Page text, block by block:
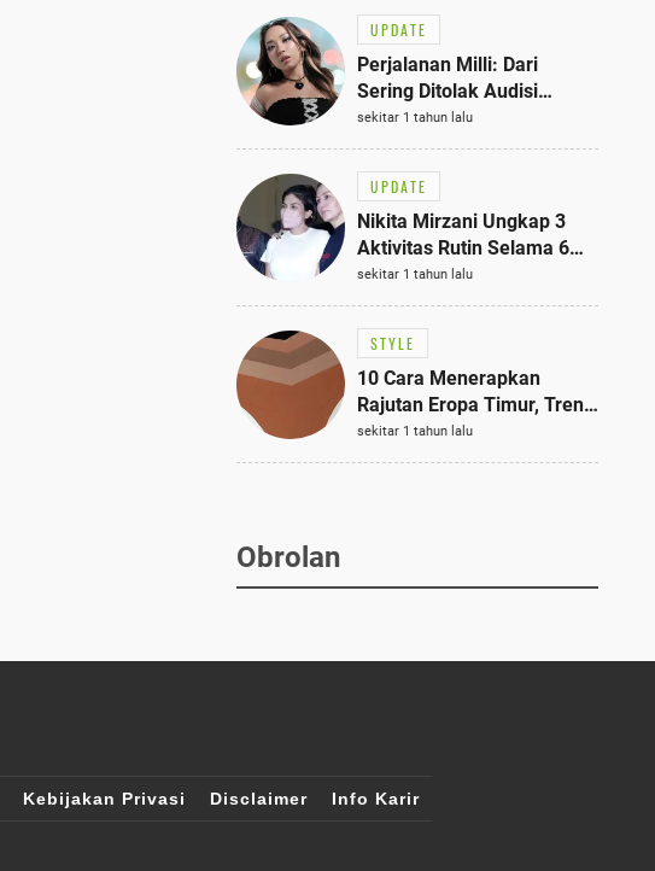
UPDATE
Perjalanan Milli: Dari
Sering Ditolak Audisi
hingga Menjadi Rapper Top
10 Thailand
sekitar 1 tahun lalu
UPDATE
Nikita Mirzani Ungkap 3
Aktivitas Rutin Selama 6
Bulan di Rutan Pondok
Bambu, Terungkap!
sekitar 1 tahun lalu
STYLE
10 Cara Menerapkan
Rajutan Eropa Timur, Tren
Mode Terbaik dan Paling
Dicari 2023
sekitar 1 tahun lalu
Obrolan
Kebijakan Privasi Disclaimer Info Karir